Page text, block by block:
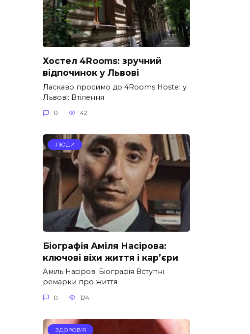
Хостел 4Rooms: зручний
відпочинок у Львові
Ласкаво просимо до 4Rooms Hostel у
Львові: Втілення
0 42
ЛЮДИ
Біографія Аміля Насірова:
ключові віхи життя і кар’єри
Аміль Насіров: Біографія Вступні
ремарки про життя
0 124
ЗДОРОВ’Я